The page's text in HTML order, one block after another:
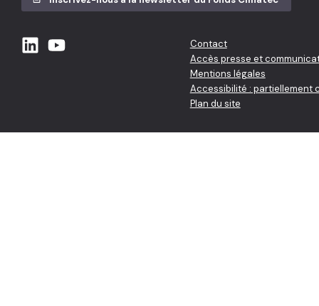
Contact
Accès presse et
Mentions légales
Accessibilité : partiellement
Plan du site